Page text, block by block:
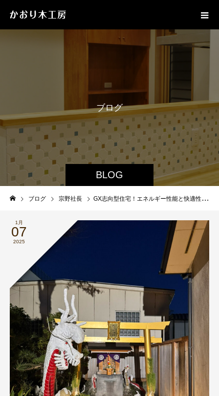
BLOG
ブログ
ブログ 宗野社長 GX志向型住宅！エネルギー性能と快適性を両立する施工ポイント
1月
07
2025